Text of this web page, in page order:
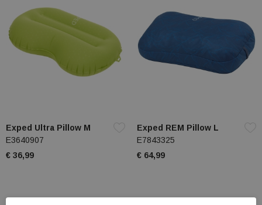
Exped Ultra Pillow M
E3640907
€ 36,99
Exped REM Pillow L
E7843325
€ 64,99